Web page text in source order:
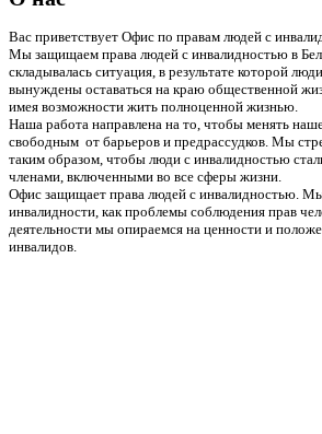
Вас приветствует Офис по правам людей с
Мы защищаем права людей с инвалидностью в
складывалась ситуация, в результате которой
вынуждены оставаться на краю общественной
имея возможности жить полноценной жизнью.
Наша работа направлена на то, чтобы менять
свободным от барьеров и предрассудков. Мы
таким образом, чтобы люди с инвалидностью
членами, включенными во все сферы жизни.
Офис защищает права людей с инвалидностью.
инвалидности, как проблемы соблюдения прав
деятельности мы опираемся на ценности и
инвалидов.